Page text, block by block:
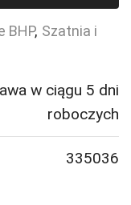
BHP, Szatnia i
w ciągu 5 dni
roboczych
335036